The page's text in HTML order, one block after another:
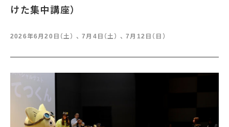
けた集中講座）
2026年6月20日（土） 、 7月4日（土） 、 7月12日（日）